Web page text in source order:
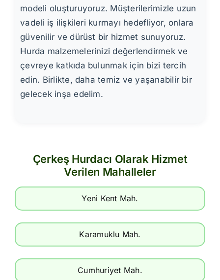
modeli oluşturuyoruz. Müşterilerimizle uzun
vadeli iş ilişkileri kurmayı hedefliyor, onlara
güvenilir ve dürüst bir hizmet sunuyoruz.
Hurda malzemelerinizi değerlendirmek ve
çevreye katkıda bulunmak için bizi tercih
edin. Birlikte, daha temiz ve yaşanabilir bir
gelecek inşa edelim.
Çerkeş Hurdacı Olarak Hizmet
Verilen Mahalleler
Yeni Kent Mah.
Karamuklu Mah.
Cumhuriyet Mah.